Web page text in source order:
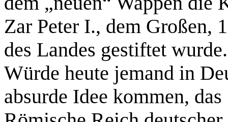
Zar Peter I., dem Großen,
des Landes gestiftet wurde.
Würde heute jemand in
absurde Idee kommen,